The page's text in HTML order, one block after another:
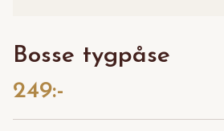
Bosse tygpåse
249:-